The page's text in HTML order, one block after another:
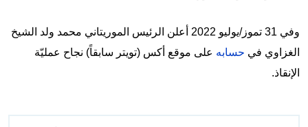
وفي 31 تموز/يوليو 2022 أعلن الرئيس الموريتاني محمد ولد الشيخ
الغزاوي في حسابه على موقع أكس (تويتر سابقاً) نجاح عمليّة
الإنقاذ.